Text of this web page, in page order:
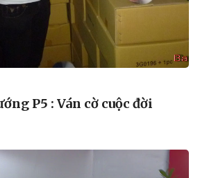
P5 : Ván cờ cuộc đời